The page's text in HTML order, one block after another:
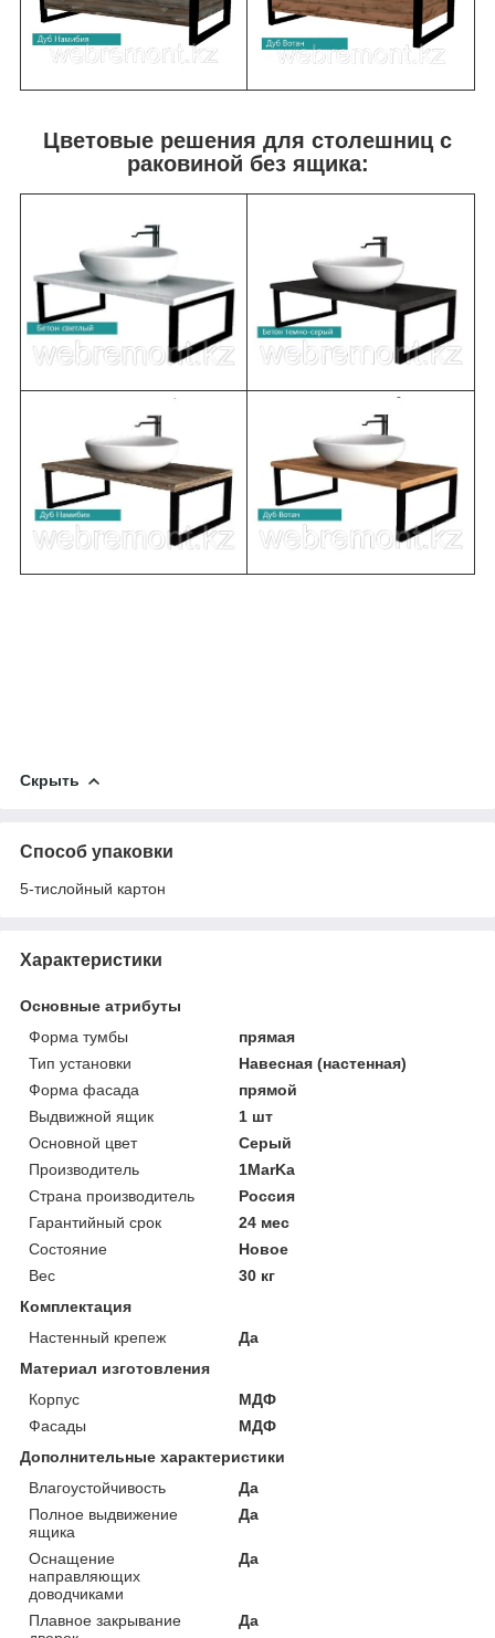
Цветовые решения для столешниц с
раковиной без ящика:
Скрыть
Способ упаковки
5-тислойный картон
Характеристики
Основные атрибуты
Форма тумбы
прямая
Тип установки
Навесная (настенная)
Форма фасада
прямой
Выдвижной ящик
1 шт
Основной цвет
Серый
Производитель
1MarKa
Страна производитель
Россия
Гарантийный срок
24 мес
Состояние
Новое
Вес
30 кг
Комплектация
Настенный крепеж
Да
Материал изготовления
Корпус
МДФ
Фасады
МДФ
Дополнительные характеристики
Влагоустойчивость
Да
Полное выдвижение
ящика
Да
Оснащение
направляющих
доводчиками
Да
Плавное закрывание
Да